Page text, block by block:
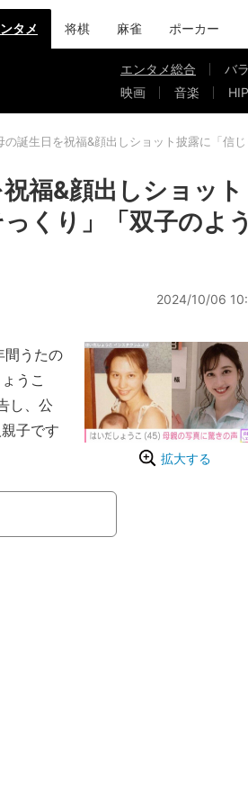
タメ 将棋 麻雀 ポーカー
エンタメ総合 バ
映画
音楽
の誕生日を祝福&顔出しショット披露に「信
福&顔出しショット
くり」「双子のよう
2024/10/06
拡大する
うたの
うこ
し、公
子です
ターな